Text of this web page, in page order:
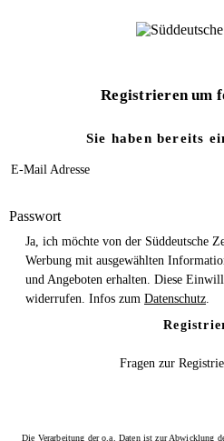
Registrieren um
Sie haben bereits
E-Mail Adresse
Passwort
Ja, ich möchte von der Süddeutsche
Werbung mit ausgewählten
und Angeboten erhalten. Diese
widerrufen. Infos zum Datenschutz.
Fragen zur
Die Verarbeitung der o.a. Daten ist zur Abwicklung